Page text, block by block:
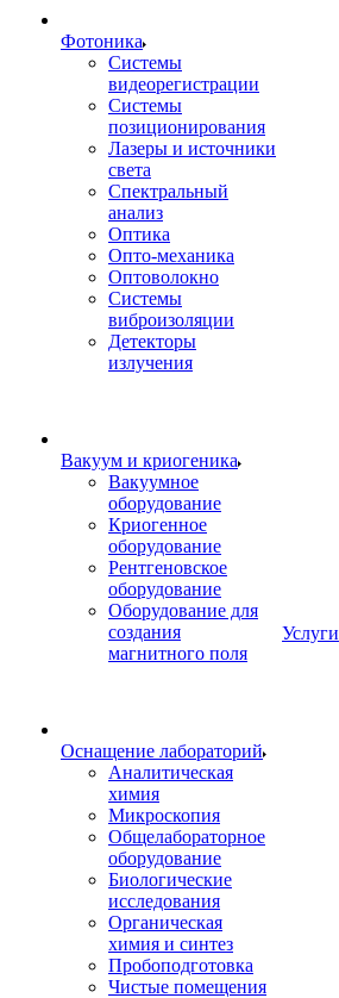
Фотоника
Cистемы
видеорегистрации
Системы
позиционирования
Лазеры и источники
света
Спектральный
анализ
Оптика
Опто-механика
Оптоволокно
Системы
виброизоляции
Детекторы
излучения
Вакуум и криогеника
Вакуумное
оборудование
Криогенное
оборудование
Рентгеновское
оборудование
Оборудование для
создания
магнитного поля
Оснащение лабораторий
Аналитическая
химия
Микроскопия
Общелабораторное
оборудование
Биологические
исследования
Органическая
химия и синтез
Пробоподготовка
Чистые помещения
Услуги